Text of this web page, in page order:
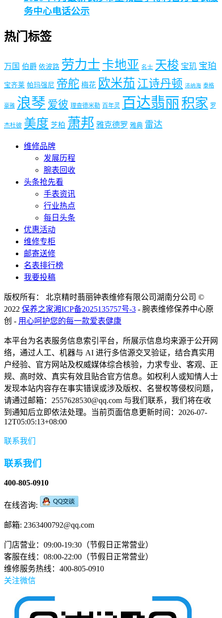
务中心电话公示
热门标签
万国 伯爵 依波路 劳力士 卡地亚 名士 天梭 宝玑 宝珀
宝齐莱 帕玛强尼 帝舵 梅花 欧米茄 江诗丹顿 沛纳海 泰格
豪雅 浪琴 爱彼 理查德米勒 百年灵 百达翡丽 积家 罗
杰杜彼 美度 芝柏 萧邦 雅克德罗 雅典 雷达
维修品牌
发展历程
腕表回收
头条抢先看
手表资讯
行业热点
每日头条
优惠活动
维修专柜
邮寄送修
名表排行榜
我要投稿
版权所有： 北京精时翡丽钟表维修有限公司湖南分公司 ©
2022 保养之家湘ICP备2025135757号-3 - 腕表维修保养中心原
创 - 用心呵护您的每一款爱表健康
本平台为名表服务信息索引平台，所展示信息均来源于公开网
络，通过人工、机器与 AI 进行多信源交叉验证，结合真实用
户经验、官方网站及权威媒体综合核验，力求专业、客观、正
规、高时效、真实有效且贴合官方信息。如权利人或知情人士
发现本站内容存在事实错误或涉及版权、名誉权等侵权问题，
请通过邮箱：2557628530@qq.com 与我们联系，我们将在收
到通知后立即依法处理。当前页面信息更新时间：2026-07-
12T05:05:13+08:00
联系我们
联系我们
400-805-0910
在线咨询:
邮箱: 2363400792@qq.com
门店营业：09:00-19:30（节假日正常营业）
客服在线：08:00-22:00（节假日正常营业）
维修服务热线：400-805-0910
关注微信